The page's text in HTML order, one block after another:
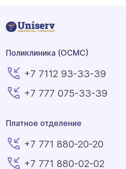
Поликлиника (ОСМС)
+7 7112 93-33-39
+7 777 075-33-39
Платное отделение
+7 771 880-20-20
+7 771 880-02-02